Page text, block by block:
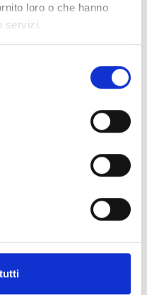
loro o che hanno
servizi.